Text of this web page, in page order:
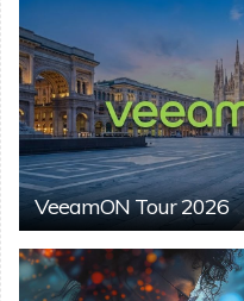
VeeamON Tour 2026